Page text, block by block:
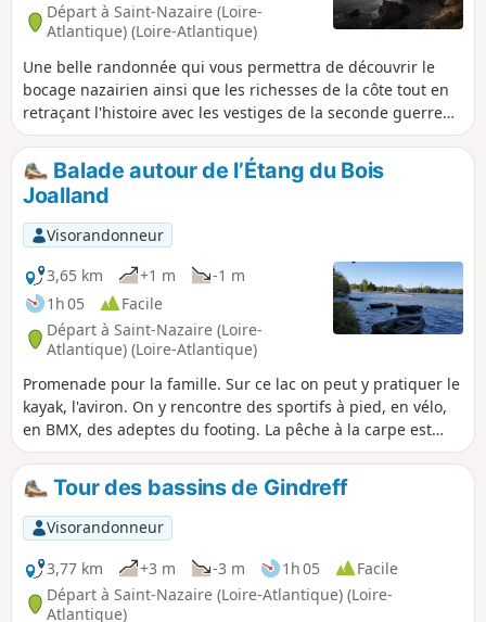
Départ à Saint-Nazaire (Loire-
Atlantique) (Loire-Atlantique)
Une belle randonnée qui vous permettra de découvrir le
bocage nazairien ainsi que les richesses de la côte tout en
retraçant l'histoire avec les vestiges de la seconde guerre
mondiale mais également de la préhistoire.
Balade autour de l’Étang du Bois
Joalland
Visorandonneur
3,65 km
+1 m
-1 m
1h 05
Facile
Départ à Saint-Nazaire (Loire-
Atlantique) (Loire-Atlantique)
Promenade pour la famille. Sur ce lac on peut y pratiquer le
kayak, l'aviron. On y rencontre des sportifs à pied, en vélo,
en BMX, des adeptes du footing. La pêche à la carpe est
autorisée mais réglementée (voir geocarp.com). Iniation à
l'Optimist sur la base nautique. Qui que vous soyez, vous en
repartirez content de votre journée.
Tour des bassins de Gindreff
Visorandonneur
3,77 km
+3 m -3 m 1h 05
Facile
Départ à Saint-Nazaire (Loire-Atlantique) (Loire-
Atlantique)